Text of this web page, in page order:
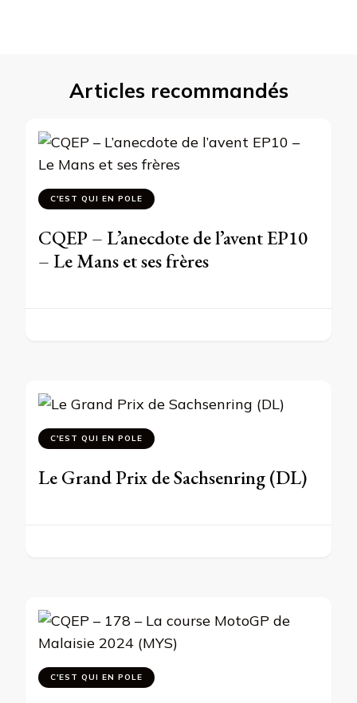
Articles recommandés
C'EST QUI EN POLE
CQEP – L’anecdote de l’avent EP10
– Le Mans et ses frères
C'EST QUI EN POLE
Le Grand Prix de Sachsenring (DL)
C'EST QUI EN POLE